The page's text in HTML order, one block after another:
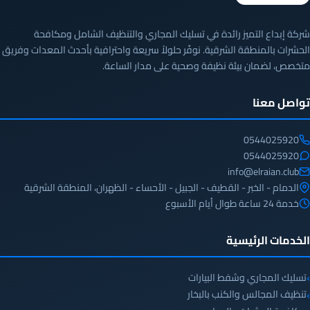
شركة إبداع التميز رائدة في تسليك المجاري والتنظيف الشامل ومكافحة
الحشرات بالمنطقة الشرقية. نوفّر حلولاً سريعة واحترافية بأحدث المعدات وفريق
متخصص، لضمان بيئة نظيفة وصحية على مدار الساعة.
تواصل معنا
0544025920
0544025920
info@elraian.club
الدمام - الخبر - القطيف - الجبيل - الأحساء - الظهران، المنطقة الشرقية
خدمة 24 ساعة طوال أيام الأسبوع
الخدمات الرئيسية
تسليك المجاري وشفط البيارات
تنظيف المجالس والكنب بالبخار